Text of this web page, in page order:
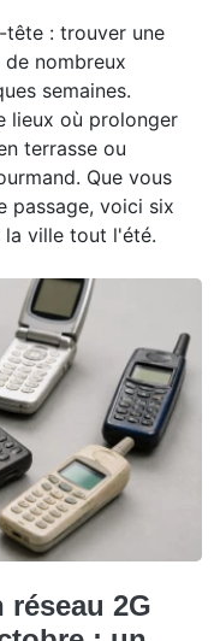
tête : trouver une
nombreux
semaines.
lieux où prolonger
terrasse ou
Que vous
passage, voici six
la ville tout l'été.
2G